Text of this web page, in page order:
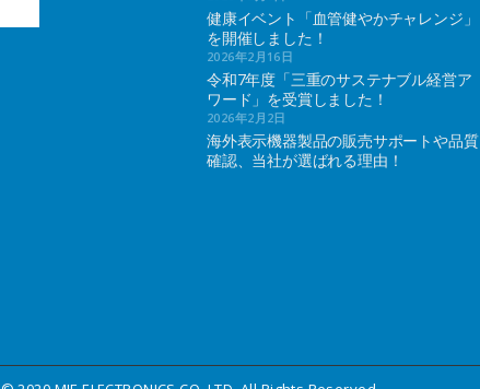
健康イベント「血管健やかチャレンジ」
を開催しました！
2026年2月16日
令和7年度「三重のサステナブル経営ア
ワード」を受賞しました！
2026年2月2日
海外表示機器製品の販売サポートや品質
確認、当社が選ばれる理由！